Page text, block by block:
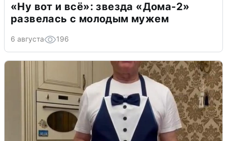
«Ну вот и всё»: звезда «Дома-2»
развелась с молодым мужем
6 августа 196